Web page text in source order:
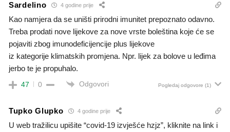
Sardelino 4 godine prije
Kao namjera da se uništi prirodni imunitet prepoznato odavno.
Treba prodati nove lijekove za nove vrste boleština koje će se
pojaviti zbog imunodeficijencije plus lijekove
iz kategorije klimatskih promjena. Npr. lijek za bolove u leđima
jerbo te je propuhalo.
47 0 Odgovori Pogledaj odgovore (1)
Tupko Glupko 4 godine prije
U web tražilicu upišite “covid-19 izvješće hzjz”, kliknite na link i